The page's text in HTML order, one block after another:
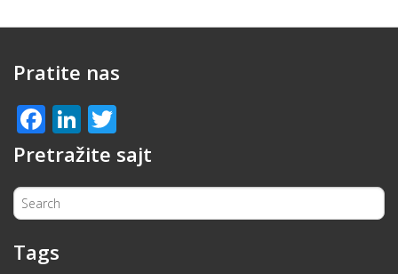
Pratite nas
Facebook
LinkedIn
Pretražite sajt
Tags